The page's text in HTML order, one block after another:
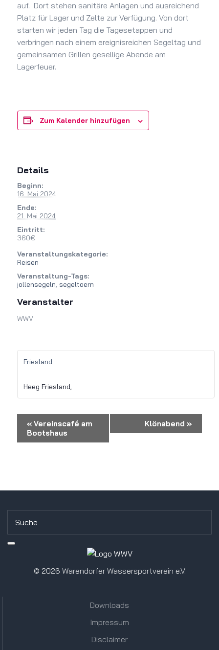
auf. Dort stehen sanitäre Anlagen und ausreichend
Platz für Lager und Zelte zur Verfügung. Von dort
starten wir jeden Tag die Tagesetappen und
verbringen nach einem ereignisreichen Segeltag und
gemeinsamen Grillen gesellige Abende am
Lagerfeuer.
Zum Kalender hinzufügen
Details
Beginn:
16. Mai 2024
Ende:
21. Mai 2024
Eintritt:
360€
Veranstaltungskategorie:
Reisen
Veranstaltung-Tags:
jollensegeln, segeltoern
Veranstalter
WWV
Friesland
Heeg Friesland,
Veranstaltung-
Navigation
« Vereinscafé am
Bootshaus
Klönabend »
© 2026 Warendorfer Wassersportverein e.V.
Downloads
Impressum
Disclaimer